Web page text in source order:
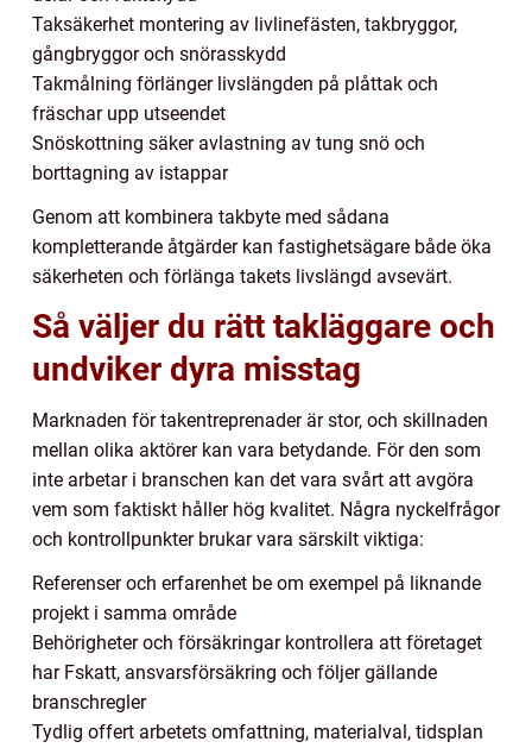
Taksäkerhet montering av livlinefästen, takbryggor,
gångbryggor och snörasskydd
Takmålning förlänger livslängden på plåttak och
fräschar upp utseendet
Snöskottning säker avlastning av tung snö och
borttagning av istappar
Genom att kombinera takbyte med sådana
kompletterande åtgärder kan fastighetsägare både öka
säkerheten och förlänga takets livslängd avsevärt.
Så väljer du rätt takläggare och
undviker dyra misstag
Marknaden för takentreprenader är stor, och skillnaden
mellan olika aktörer kan vara betydande. För den som
inte arbetar i branschen kan det vara svårt att avgöra
vem som faktiskt håller hög kvalitet. Några nyckelfrågor
och kontrollpunkter brukar vara särskilt viktiga:
Referenser och erfarenhet be om exempel på liknande
projekt i samma område
Behörigheter och försäkringar kontrollera att företaget
har Fskatt, ansvarsförsäkring och följer gällande
branschregler
Tydlig offert arbetets omfattning, materialval, tidsplan